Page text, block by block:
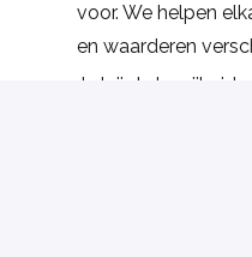
voor. We helpen
en waarderen
Je krijgt de vrijheid